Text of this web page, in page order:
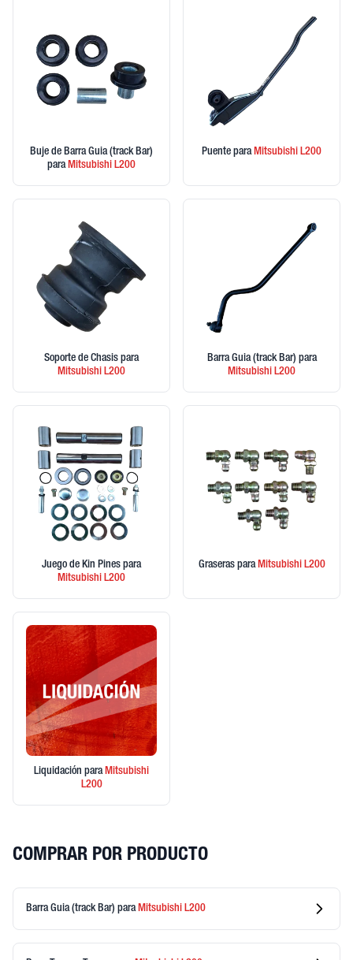
Buje de Barra Guia (track Bar)
paraMitsubishi L200
Puente paraMitsubishi L200
Soporte de Chasis para
Mitsubishi L200
Barra Guia (track Bar) para
Mitsubishi L200
Juego de Kin Pines para
Mitsubishi L200
Graseras paraMitsubishiL200
Liquidación paraMitsubishi
L200
COMPRAR POR PRODUCTO
Barra Guia (track Bar) para Mitsubishi L200